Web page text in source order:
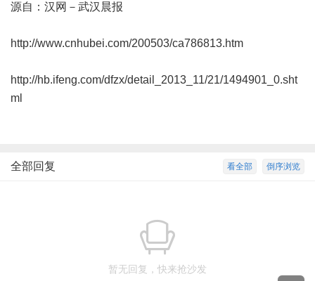
源自：汉网－武汉晨报
http://www.cnhubei.com/200503/ca786813.htm
http://hb.ifeng.com/dfzx/detail_2013_11/21/1494901_0.sht
ml
倒序浏览
看全部
全部回复
暂无回复，快来抢沙发